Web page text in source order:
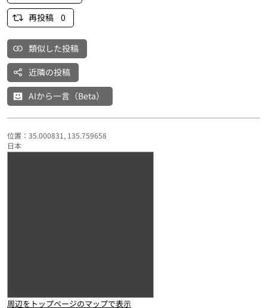
再投稿 0
類似した投稿
近隣の投稿
AIから一言（Beta）
位置：35.000831, 135.759658
日本
周辺をトップページのマップで表示